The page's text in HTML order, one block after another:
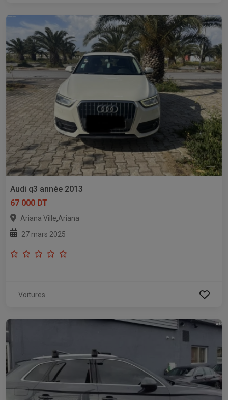
Audi q3 année 2013
67 000 DT
Ariana Ville,Ariana
27 mars 2025
Voitures